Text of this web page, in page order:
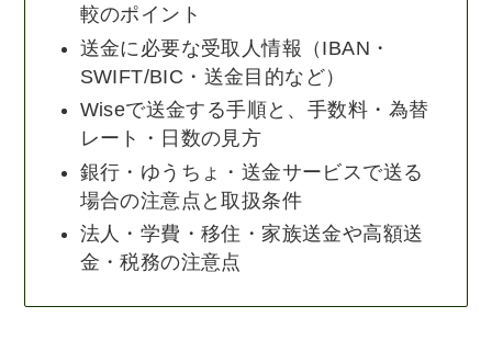
較のポイント
送金に必要な受取人情報（IBAN・
SWIFT/BIC・送金目的など）
Wiseで送金する手順と、手数料・為替
レート・日数の見方
銀行・ゆうちょ・送金サービスで送る
場合の注意点と取扱条件
法人・学費・移住・家族送金や高額送
金・税務の注意点